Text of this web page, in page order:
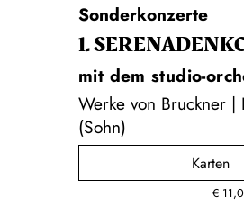
Sonderkonzerte
1.
mit dem studio-
Werke von Bruckner |
(Sohn)
Karten
€